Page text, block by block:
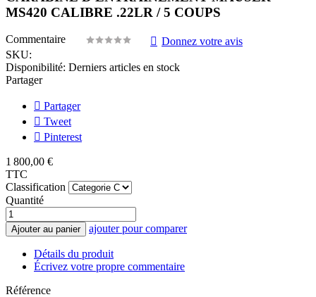
MS420 CALIBRE .22LR / 5 COUPS
Commentaire
Donnez votre avis
SKU:
Disponibilité: Derniers articles en stock
Partager
Partager
Tweet
Pinterest
1 800,00 €
TTC
Classification
Quantité
Ajouter au panier ajouter pour comparer
Détails du produit
Écrivez votre propre commentaire
Référence